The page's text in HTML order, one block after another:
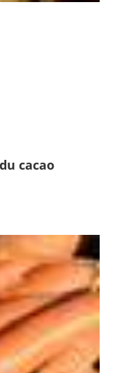
cacao